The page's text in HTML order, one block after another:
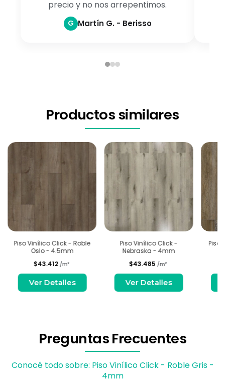
precio y no nos arrepentimos.
G Martín G. - Berisso
Productos similares
Piso Vinílico Click - Roble
Oslo - 4.5mm
$43.412/m²
Ver Detalles
Piso Vinílico Click -
Nebraska - 4mm
$43.485 /m²
Ver Detalles
Piso
Preguntas Frecuentes
Conocé todo sobre: Piso Vinílico Click - Roble Gris -
4mm